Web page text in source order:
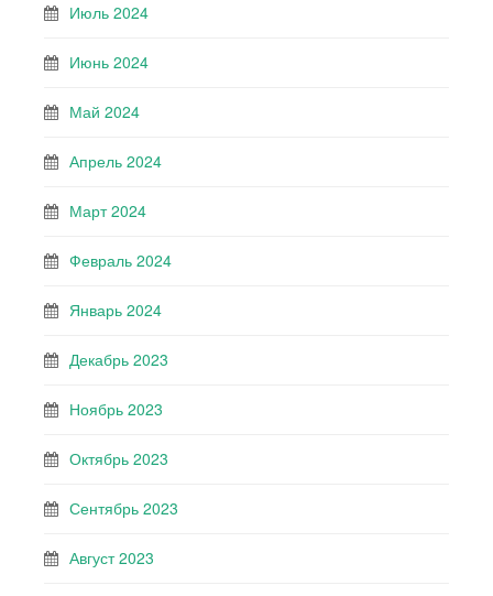
Июль 2024
Июнь 2024
Май 2024
Апрель 2024
Март 2024
Февраль 2024
Январь 2024
Декабрь 2023
Ноябрь 2023
Октябрь 2023
Сентябрь 2023
Август 2023